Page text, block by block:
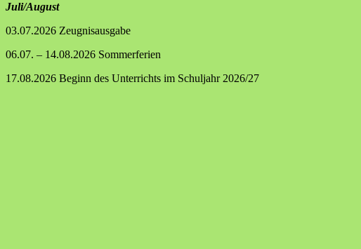
Juli/August
03.07.2026 Zeugnisausgabe
06.07. – 14.08.2026 Sommerferien
17.08.2026 Beginn des Unterrichts im Schuljahr 2026/27